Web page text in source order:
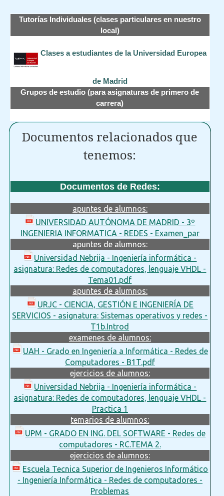
Tutorías Individuales (clases particulares en nuestro
local)
Clases a estudiantes de la Universidad Europea
de Madrid
Grupos de estudio (para asignaturas de primero de
carrera)
Documentos relacionados que
tenemos:
Documentos de Redes:
apuntes de alumnos:
UNIVERSIDAD AUTÓNOMA DE MADRID - 3º
INGENIERIA INFORMATICA - REDES - Examen_par
apuntes de alumnos:
Universidad Nebrija - Ingeniería informática -
asignatura: Redes de computadores, lenguaje VHDL -
Tema01.pdf
apuntes de alumnos:
URJC - CIENCIA, GESTIÓN E INGENIERÍA DE
SERVICIOS - asignatura: Sistemas operativos y redes -
T1b.Introd
examenes de alumnos:
UAH - Grado en Ingeniería a Informática - Redes de
Computadores - B1T.pdf
ejercicios de alumnos:
Universidad Nebrija - Ingeniería informática -
asignatura: Redes de computadores, lenguaje VHDL -
Practica 1
temarios de alumnos:
UPM - GRADO EN ING. DEL SOFTWARE - Redes de
computadores - RC.TEMA 2.
ejercicios de alumnos:
Escuela Tecnica Superior de Ingenieros Informático
- Ingeniería Informática - Redes de computadores -
Problemas